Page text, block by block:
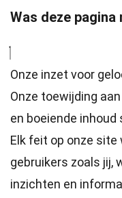
Was deze pagina
Onze inzet voor
Onze toewijding
en boeiende
Elk feit op onze
gebruikers zoals jij,
inzichten en